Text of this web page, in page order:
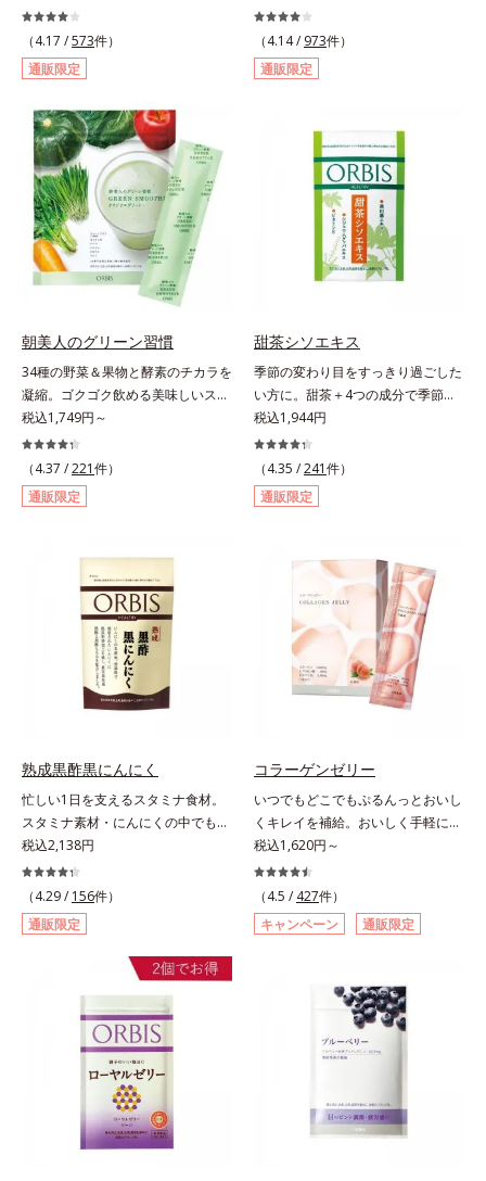
簡単、1食おきかえ雑穀ダイエット
シェイクです。サクサクッと噛める
食感豊かな大豆フレークが、噛むこ
とで食欲を満たしてくれます。さら
ンナンがおなかの中で膨らみ、満足
感をアップ。豊富な栄養素でキレイ
を目指すダイエッターを、内側から
サポートします！黒糖きなこ味（カ
ロリー 92kcal ※1食分・本品粉末の
み）やさしい甘さの黒糖とほのかに
香るきなこが溶け合う幸せな味わ
い。たっぷり飲んでも飽きないおい
（4.17 /573件）
通販限定
に、食物繊維とコーンシルクエキス
で、ぽっこりやからだの巡りをケ
ア。カテキン・コーンシルク・食物
繊維のトリプルパワーがダイエット
（4.14 / 973件）
通販限定
朝美人のグリーン習慣
34種の野菜＆果物と酵素のチカラを
凝縮。ゴクゴク飲める美味しいスム
ージーでスッキリ生活をサポート。
酵素と野菜＆果物のパワーで、スッ
キリ生活を応援する、粉末状の酵素
スムージーです。赤米や大麦などの
9種の素材を、黒・黄・白の3種の麹
キウイフルーツ粉末を配合。さらに
日常では摂りづらいスーパーフー
ド・ウィートグラスや緑黄色野菜な
ど、厳選した34種の野菜と果物もた
っぷり入っており、いろいろな素材
を手軽に摂取できます。やすらぎの
ローズマリーとペパーミントの2種
のハーブも入っています。豆乳また
を毎朝の習慣にして、スッキリ健康
＆キレイな毎日を。
税込1,749円～
（4.37 /221件）
通販限定
甜茶シソエキス
季節の変わり目をすっきり過ごした
い方に。甜茶＋4つの成分で季節に
負けない健康づくりを。GODポリ
フェノールを含むバラ科の甜茶に加
え、3種の植物成分（シソ種子エキ
ス、シジュウムグァバエキス、黄杞
葉エキス）とビタミンEを配合しま
事はもちろん車を運転するときにも
大丈夫。いつでも気軽に摂れます。
気になる不快感に直接アプローチし
て、季節に負けない健康づくりを応
援します。「ムズムズしそうで窓を
開けるのがコワイ」「ティッシュと
マスクが手放せない」「買い物に行
スメです。
税込1,944円
（4.35 /241件）
通販限定
熟成黒酢黒にんにく
忙しい1日を支えるスタミナ食材。
スタミナ素材・にんにくの中でも良
質で知られる青森県産の「福地ホワ
イト六片」を発酵・熟成させること
で、生にんにく時よりポリフェノー
ルやアミノ酸量をぐんとパワーアッ
プさせました。さらに、へとへと対
策に欠かせない“黒酢”（クエン酸が
豊富）と黒酢の副産物“もろみ”（ビ
タミン類を贅沢に含む）の2つを配
合し、元気を底上げします。また、
ソフトカプセルを採用しニオイを閉
じ込め、ローズマリー抽出物を配合
することで、飲む時も飲んだ後も臭
わず爽やかにカバーします。
税込2,138円
（4.29 / 156件）
通販限定
コラーゲンゼリー
いつでもどこでもぷるんっとおいし
くキレイを補給。おいしく手軽にキ
レイをチャージ！ おやつ感覚でハ
リと弾力のある毎日に欠かせない人
気のコラーゲンを補給できる、ステ
ィック型ゼリーです。吸収が早い、
分子の小さなコラーゲンが1袋にた
で約6リットルもの保水力をもつと
言われるヒアルロン酸に、ビタミン
B6も加えました。コラーゲン特有
の香りや味をできるだけカットし
スティックタイプだから、いつでも
どこでも片手でおいしくコラーゲン
税込1,620円～
（4.5 / 427件）
キャンペーン
通販限定